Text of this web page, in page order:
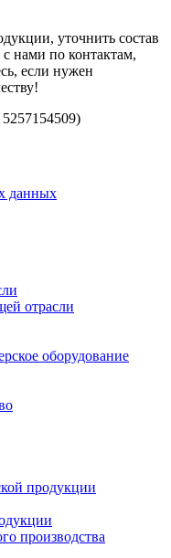
уточнить состав
нами по контактам,
если нужен
данных
отрасли
оборудование
продукции
производства